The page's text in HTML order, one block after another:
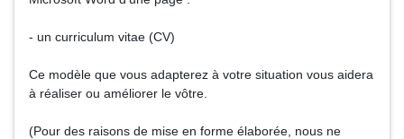
- un curriculum vitae (CV)
Ce modèle que vous adapterez à votre situation vous aidera
à réaliser ou améliorer le vôtre.
(Pour des raisons de mise en forme élaborée, nous ne